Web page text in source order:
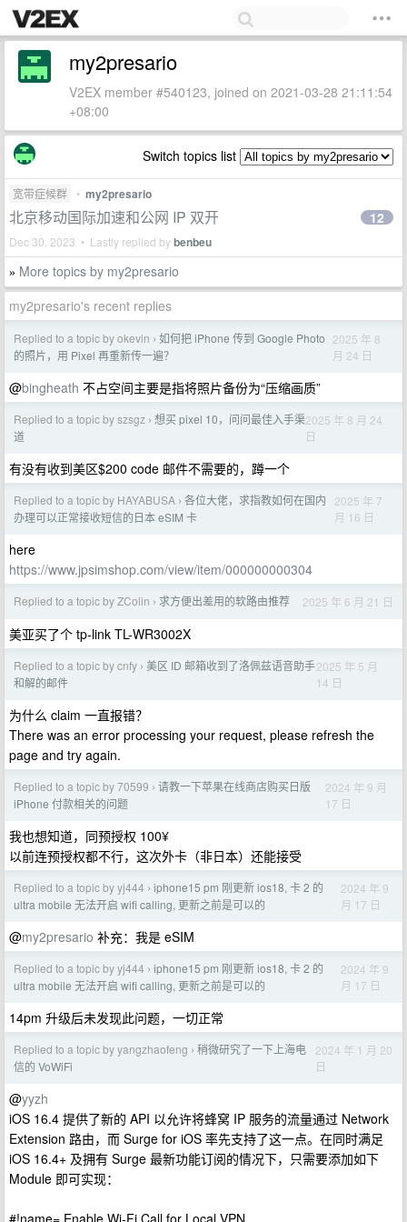
my2presario
V2EX member #540123, joined on 2021-03-28 21:11:54
+08:00
Switch topics list
宽带症候群 • my2presario
北京移动国际加速和公网 IP 双开
Dec 30, 2023 • Lastly replied bybenbeu
12
» More topics by my2presario
my2presario's recent replies
Replied to a topic by okevin › 如何把 iPhone 传到 Google Photo
的照片，用 Pixel 再重新传一遍？
2025 年 8
月 24 日
@bingheath 不占空间主要是指将照片备份为“压缩画质”
Replied to a topic by szsgz › 想买 pixel 10，问问最佳入手渠
道
2025 年 8 月 24
日
有没有收到美区$200 code 邮件不需要的，蹲一个
Replied to a topic by HAYABUSA › 各位大佬，求指教如何在国内
办理可以正常接收短信的日本 eSIM 卡
2025 年 7
月 16 日
here
https://www.jpsimshop.com/view/item/000000000304
Replied to a topic by ZColin › 求方便出差用的软路由推荐 2025 年 6 月 21 日
美亚买了个 tp-link TL-WR3002X
Replied to a topic by cnfy › 美区 ID 邮箱收到了洛佩兹语音助手
和解的邮件
2025 年 5 月
14 日
为什么 claim 一直报错？
There was an error processing your request, please refresh the
page and try again.
Replied to a topic by 70599 › 请教一下苹果在线商店购买日版
iPhone 付款相关的问题
2024 年 9 月
17 日
我也想知道，同预授权 100¥
以前连预授权都不行，这次外卡（非日本）还能接受
Replied to a topic by yj444 › iphone15 pm 刚更新 ios18, 卡 2 的
ultra mobile 无法开启 wifi calling, 更新之前是可以的
2024 年 9
月 17 日
@my2presario 补充：我是 eSIM
Replied to a topic by yj444 › iphone15 pm 刚更新 ios18, 卡 2 的
ultra mobile 无法开启 wifi calling, 更新之前是可以的
2024 年 9
月 17 日
14pm 升级后未发现此问题，一切正常
Replied to a topic by yangzhaofeng › 稍微研究了一下上海电
信的 VoWiFi
2024 年 1 月 20
日
@yyzh
iOS 16.4 提供了新的 API 以允许将蜂窝 IP 服务的流量通过 Network
Extension 路由，而 Surge for iOS 率先支持了这一点。在同时满足
iOS 16.4+ 及拥有 Surge 最新功能订阅的情况下，只需要添加如下
Module 即可实现：
#!name= Enable Wi-Fi Call for Local VPN